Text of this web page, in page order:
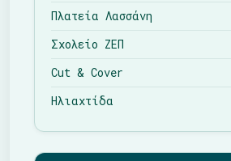
Πλατεία Λασσάνη
Σχολείο ΖΕΠ
Cut & Cover
Ηλιαχτίδα